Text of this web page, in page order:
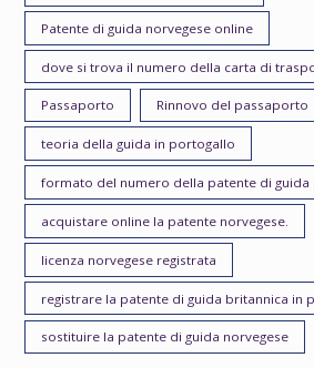
Patente di guida norvegese online
dove si trova il numero della carta di
Passaporto Rinnovo del passaporto
teoria della guida in portogallo
formato del numero della patente di guida
acquistare online la patente norvegese.
licenza norvegese registrata
registrare la patente di guida britannica in
sostituire la patente di guida norvegese